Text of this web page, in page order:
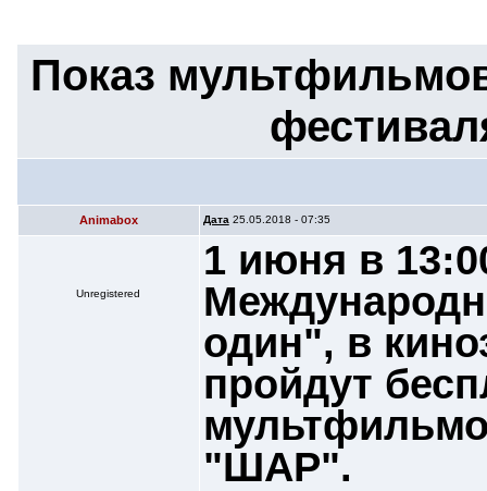
Показ
Animabox Дата 25.05.2018 - 07:35
Unregistered
1 июня в
один", в
пройдут
"ШАР".